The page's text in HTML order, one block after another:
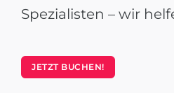
Spezialisten – wir
JETZT BUCHEN!